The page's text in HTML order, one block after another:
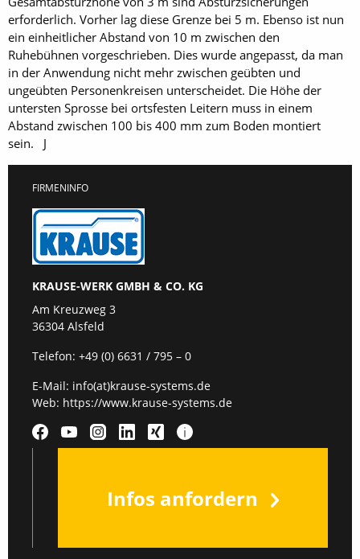
erforderlich. Vorher lag diese Grenze bei 5 m. Ebenso ist nun
ein einheitlicher Abstand von 10 m zwischen den
Ruhebühnen vorgeschrieben. Dies wurde angepasst, da man
in der Anwendung nicht mehr zwischen geübten und
ungeübten Personenkreisen unterscheidet. Die Höhe der
untersten Sprosse bei ortsfesten Leitern muss in einem
Abstand zwischen 100 bis 400 mm zum Boden montiert
sein. J
FIRMENINFO
KRAUSE-WERK GMBH & CO. KG
Am Kreuzweg 3
36304 Alsfeld
Telefon: +49 (0) 6631 / 795 – 0
E-Mail: info(at)krause-systems.de
Web: https://www.krause-systems.de
Infos anfordern